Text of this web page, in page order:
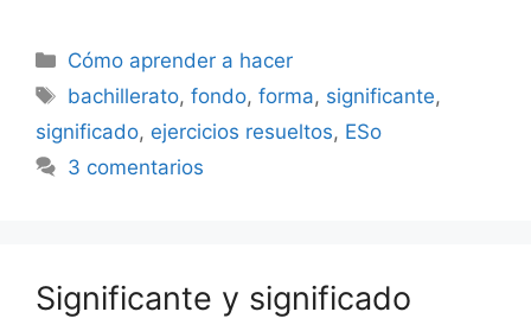
Categorías
Cómo aprender a hacer
Etiquetas
bachillerato,fondo,forma, significante,
significado, ejercicios resueltos, ESo
3 comentarios
Significante y significado